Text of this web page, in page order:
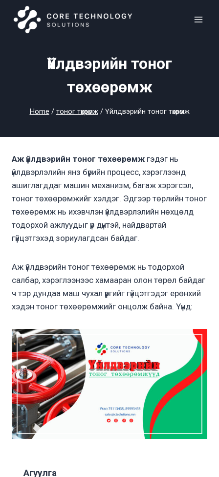
content
Үйлдвэрийн тоног
төхөөрөмж
Home / тоног төхөөрөмж / Үйлдвэрийн тоног төхөөрөмж
Аж үйлдвэрийн тоног төхөөрөмж гэдэг нь
үйлдвэрлэлийн янз бүрийн процесс, хэрэглээнд
ашиглагддаг машин механизм, багаж хэрэгсэл,
тоног төхөөрөмжийг хэлдэг. Эдгээр төрлийн тоног
төхөөрөмж нь ихэвчлэн үйлдвэрлэлийн нөхцөлд
тодорхой ажлуудыг үр дүнтэй, найдвартай
гүйцэтгэхэд зориулагдсан байдаг.
Аж үйлдвэрийн тоног төхөөрөмж нь тодорхой
салбар, хэрэглээнээс хамааран олон төрөл байдаг
ч тэр дундаа маш чухал үүргийг гүйцэтгэдэг ерөнхий
хэдэн тоног төхөөрөмжийг онцолж байна. Үүнд:
Агуулга